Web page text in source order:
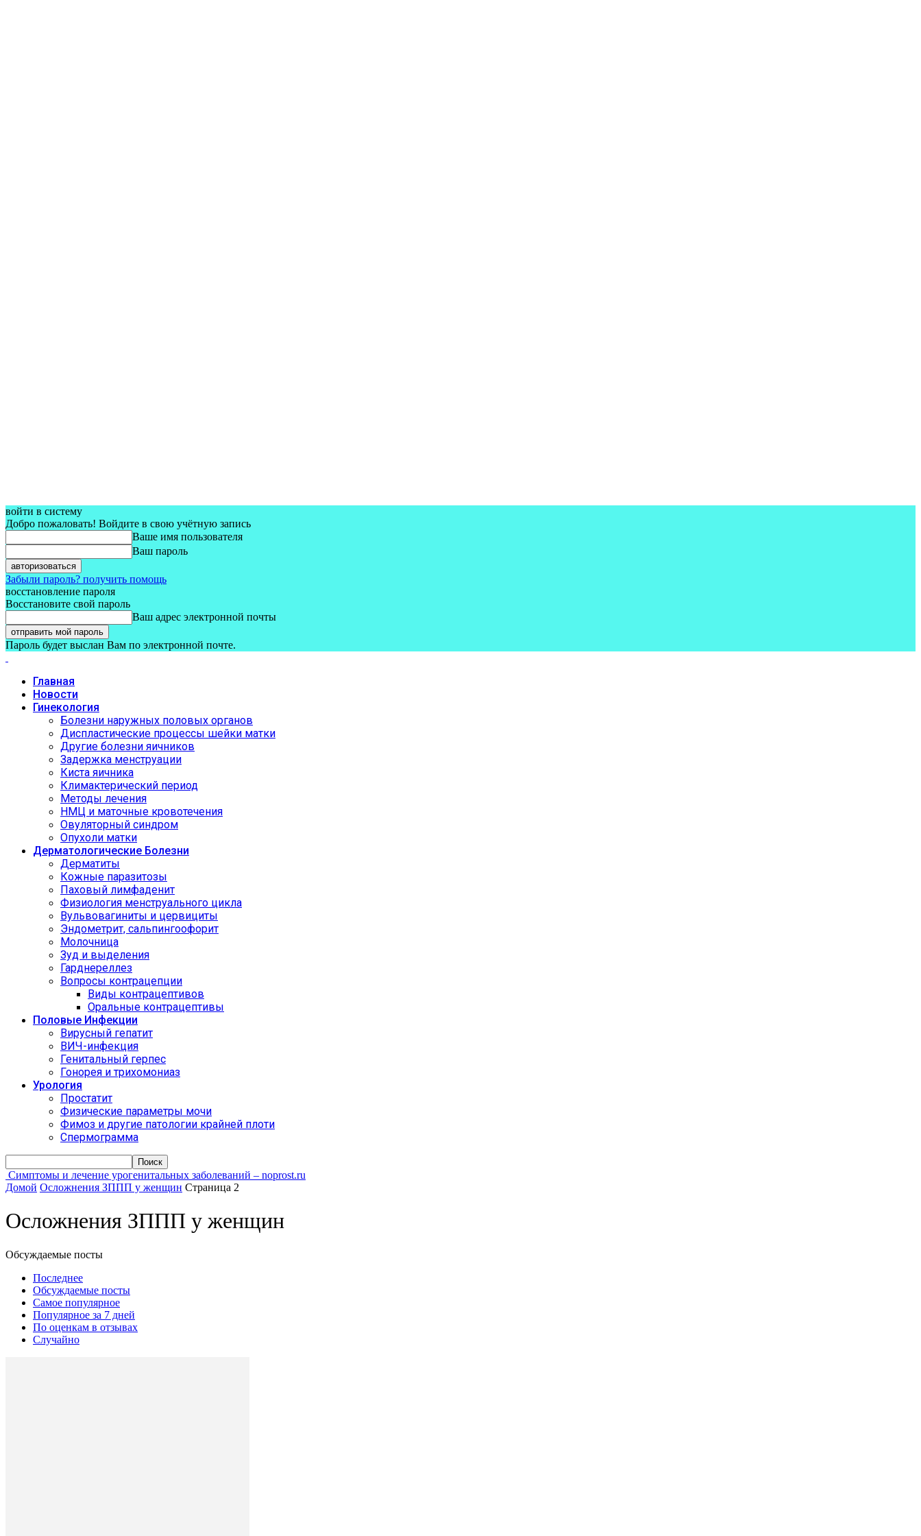
войти в систему
Добро пожаловать! Войдите в свою учётную запись
Ваше имя пользователя
Ваш пароль
Забыли пароль? получить помощь
восстановление пароля
Восстановите свой пароль
Ваш адрес электронной почты
Пароль будет выслан Вам по электронной почте.
Главная
Новости
Гинекология
Болезни наружных половых органов
Диспластические процессы шейки матки
Другие болезни яичников
Задержка менструации
Киста яичника
Климактерический период
Методы лечения
НМЦ и маточные кровотечения
Овуляторный синдром
Опухоли матки
Дерматологические Болезни
Дерматиты
Кожные паразитозы
Паховый лимфаденит
Физиология менструального цикла
Вульвовагиниты и цервициты
Эндометрит, сальпингоофорит
Молочница
Зуд и выделения
Гарднереллез
Вопросы контрацепции
Виды контрацептивов
Оральные контрацептивы
Половые Инфекции
Вирусный гепатит
ВИЧ-инфекция
Генитальный герпес
Гонорея и трихомониаз
Урология
Простатит
Физические параметры мочи
Фимоз и другие патологии крайней плоти
Спермограмма
Симптомы и лечение урогенитальных заболеваний – noprost.ru
Домой Осложнения ЗППП у женщин Страница 2
Осложнения ЗППП у женщин
Обсуждаемые посты
Последнее
Обсуждаемые посты
Самое популярное
Популярное за 7 дней
По оценкам в отзывах
Случайно